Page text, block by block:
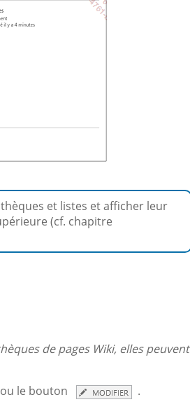
et listes et afficher leur
(cf. chapitre
de pages Wiki, elles peuvent
ou le bouton .